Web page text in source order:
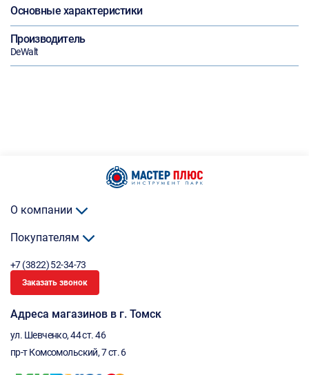
Основные характеристики
Производитель
DeWalt
О компании
Покупателям
+7 (3822) 52-34-73
Заказать звонок
Адреса магазинов в г. Томск
ул. Шевченко, 44 ст. 46
пр-т Комсомольский, 7 ст. 6